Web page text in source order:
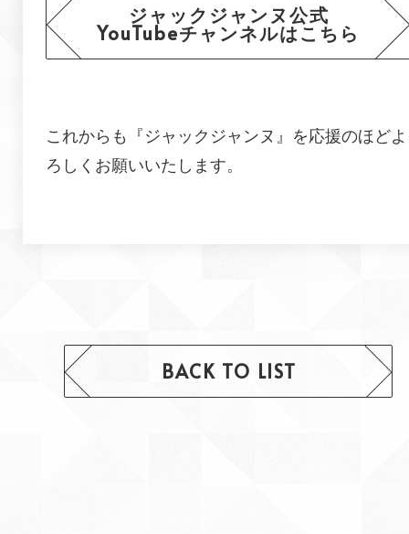
ジャックジャンヌ公式
YouTubeチャンネルはこちら
これからも『ジャックジャンヌ』を応援のほどよ
ろしくお願いいたします。
BACK TO LIST